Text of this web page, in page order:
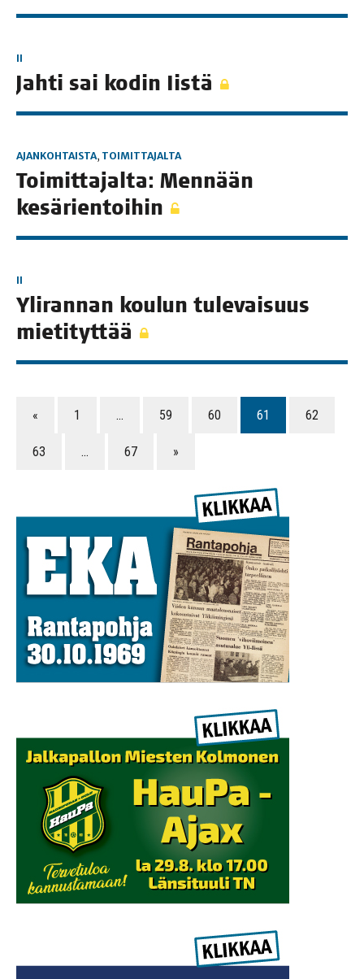
II
Jah­ti sai kodin Iistä
AJANKOHTAISTA, TOIMITTAJALTA
Toi­mit­ta­jal­ta: Men­nään
kesärientoihin
II
Yli­ran­nan kou­lun tule­vai­suus
mietityttää
« 1 … 59 60 61 62
63 … 67 »